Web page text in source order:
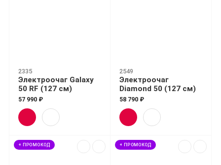
2335
Электроочаг Galaxy
50 RF (127 см)
57 990 ₽
2549
Электроочаг
Diamond 50 (127 см)
58 790 ₽
+ ПРОМОКОД + ПРОМОКОД